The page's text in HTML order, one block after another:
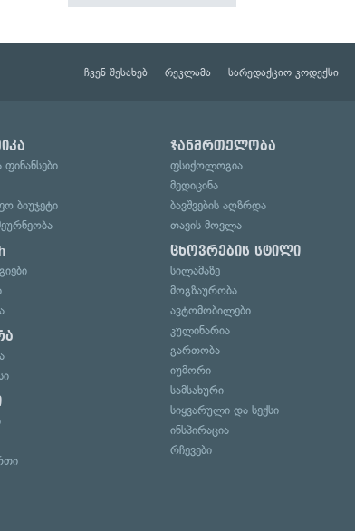
ჩვენ შესახებ რეკლამა სარედაქციო კოდექსი
ფინანსები
ბიუჯეტი
ჯანმრთელობა
ფსიქოლოგია
მედიცინა
ბავშვების აღზრდა
თავის მოვლა
ცხოვრების სტილი
სილამაზე
მოგზაურობა
ავტომობილები
კულინარია
გართობა
იუმორი
სამსახური
სიყვარული და სექსი
ინსპირაცია
რჩევები